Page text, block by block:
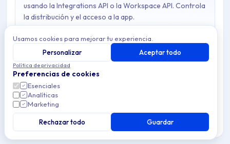
This collection contains 5 articles across 1 sections:
Topics covered: Crear Publicación, Eliminar Publicación,
Article listing:
Crear Publicación
Eliminar Publicación- Elimina Publicaciones de la
Listar Publicaciones- Lista las Publicaciones de apps
usando la Integrations API o la Workspace API. Controla
la distribución y el acceso a la app.
7 min de lectura API
Eliminar Publicación
Elimina Publicaciones de la Store Enterprise de forma
permanente usando la Integrations API o la Workspace
API de Applivery. Cubre autenticación y endpoints.
Usamos cookies para mejorar tu experiencia.
Personalizar
Aceptar todo
Política de privacidad
Preferencias de cookies
Esenciales
Analíticas
Marketing
Rechazar todo Guardar